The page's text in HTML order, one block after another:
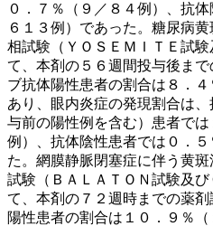
０．７％（９／８４例）、抗
６１３例）であった。糖尿病
相試験（ＹＯＳＥＭＩＴＥ試
て、本剤の５６週間投与後ま
ブ抗体陽性患者の割合は８．
あり、眼内炎症の発現割合は
与前の陽性例を含む）患者で
例）、抗体陰性患者では０．
た。網膜静脈閉塞症に伴う黄
試験（ＢＡＬＡＴＯＮ試験及
て、本剤の７２週時までの薬
陽性患者の割合は１０．９％